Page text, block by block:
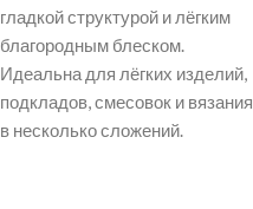
гладкой структурой и лёгким
благородным блеском.
Идеальна для лёгких изделий,
подкладов, смесовок и вязания
в несколько сложений.